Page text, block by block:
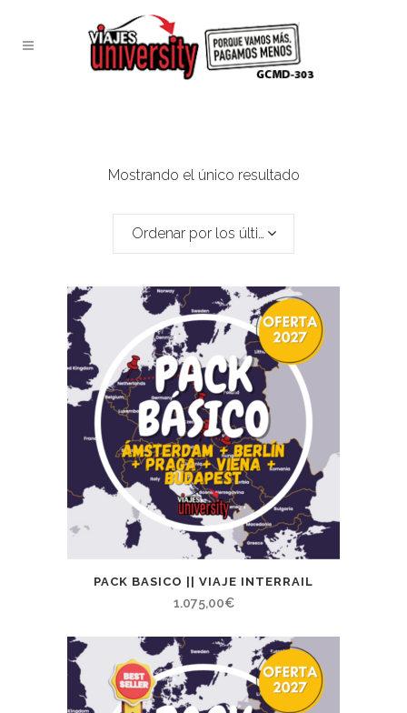
Mostrando el único resultado
Ordenar por los últimos
PACK BASICO || VIAJE INTERRAIL
1.075,00€